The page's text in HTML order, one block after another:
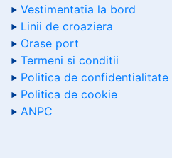
Vestimentatia la bord
Linii de croaziera
Orase port
Termeni si conditii
Politica de confidentialitate
Politica de cookie
ANPC